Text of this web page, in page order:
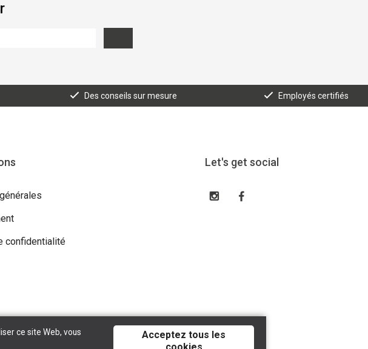
Des conseils sur mesure Employés certifiés
confidentialité
Let's get social
ce site Web, vous
Acceptez tous les